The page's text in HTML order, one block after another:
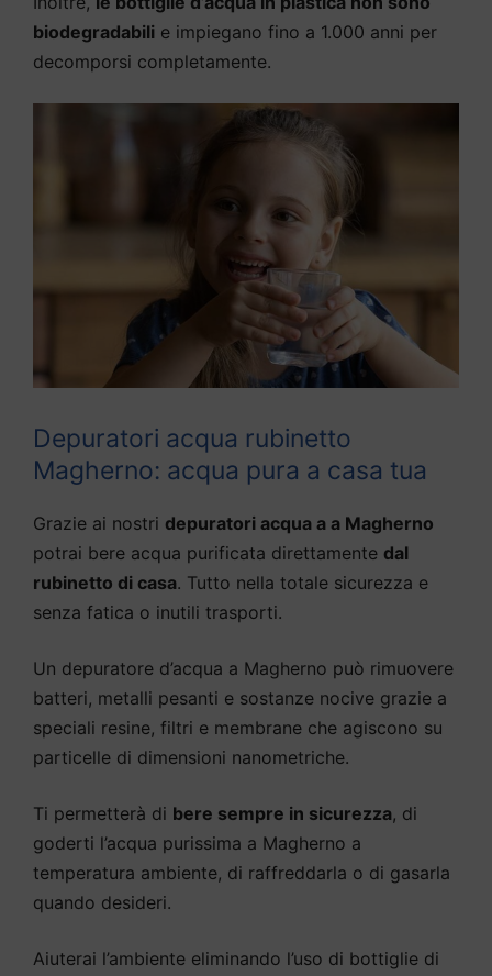
biodegradabili e impiegano fino a 1.000 anni per
decomporsi completamente.
Depuratori acqua rubinetto
Magherno: acqua pura a casa tua
Grazie ai nostri depuratori acqua a a Magherno
potrai bere acqua purificata direttamente dal
rubinetto di casa. Tutto nella totale sicurezza e
senza fatica o inutili trasporti.
Un depuratore d’acqua a Magherno può rimuovere
batteri, metalli pesanti e sostanze nocive grazie a
speciali resine, filtri e membrane che agiscono su
particelle di dimensioni nanometriche.
Ti permetterà di bere sempre in sicurezza, di
goderti l’acqua purissima a Magherno a
temperatura ambiente, di raffreddarla o di gasarla
quando desideri.
Aiuterai l’ambiente eliminando l’uso di bottiglie di